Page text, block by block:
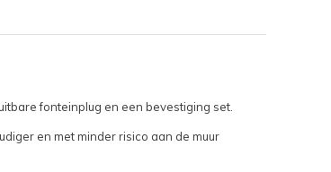
fonteinplug en een bevestiging set.
en met minder risico aan de muur